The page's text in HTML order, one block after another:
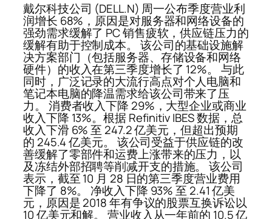
戴尔科技公司 (DELL.N) 周一公布季度营业利
润增长 68%，原因是对服务器和网络设备的
强劲需求缓解了 PC 销售疲软，供应链压力的
缓解有助于控制成本。 该公司的基础设施解
决方案部门（包括服务器、存储设备和网络
硬件）的收入在第三季度增长了 12%。 与此
同时，广泛记录的大流行高点对个人电脑和
笔记本电脑的降温需求给该公司带来了压
力。 消费者收入下降 29%，大型企业或商业
收入下降 13%。根据 Refinitiv IBES 数据，总
收入下滑 6% 至 247.2 亿美元，但超出预期
的 245.4 亿美元。 该公司受益于供应链的改
善缓解了零部件和运费上涨带来的压力，以
及冻结外部招聘等削减开支的措施。 该公司
表示，截至 10 月 28 日的第三季度营业费用
下降了 8%。 净收入下降 93% 至 2.41 亿美
元，原因是 2018 年有争议的股票互换诉讼以
10 亿美元和解。 营业收入从一年前的 10.5 亿